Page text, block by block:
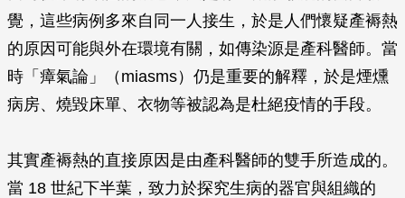
覺，這些病例多來自同一人接生，於是人們懷疑產褥熱
的原因可能與外在環境有關，如傳染源是產科醫師。當
時「瘴氣論」（miasms）仍是重要的解釋，於是煙燻
病房、燒毀床單、衣物等被認為是杜絕疫情的手段。
其實產褥熱的直接原因是由產科醫師的雙手所造成的。
當 18 世紀下半葉，致力於探究生病的器官與組織的